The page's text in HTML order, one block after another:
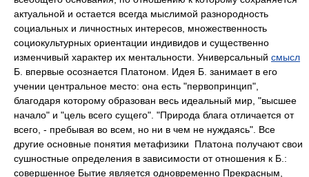
актуальной и остается всегда мыслимой разнородность
социальных и личностных интересов, множественность
социокультурных ориентации индивидов и существенно
изменчивый характер их ментальности. Универсальный смысл
Б. впервые осознается Платоном. Идея Б. занимает в его
учении центральное место: она есть "первопринцип",
благодаря которому образован весь идеальный мир, "высшее
начало" и "цель всего сущего". "Природа блага отличается от
всего, - пребывая во всем, но ни в чем не нуждаясь". Все
другие основные понятия метафизики Платона получают свои
сушностные определения в зависимости от отношения к Б.:
совершенное Бытие является одновременно Прекрасным,